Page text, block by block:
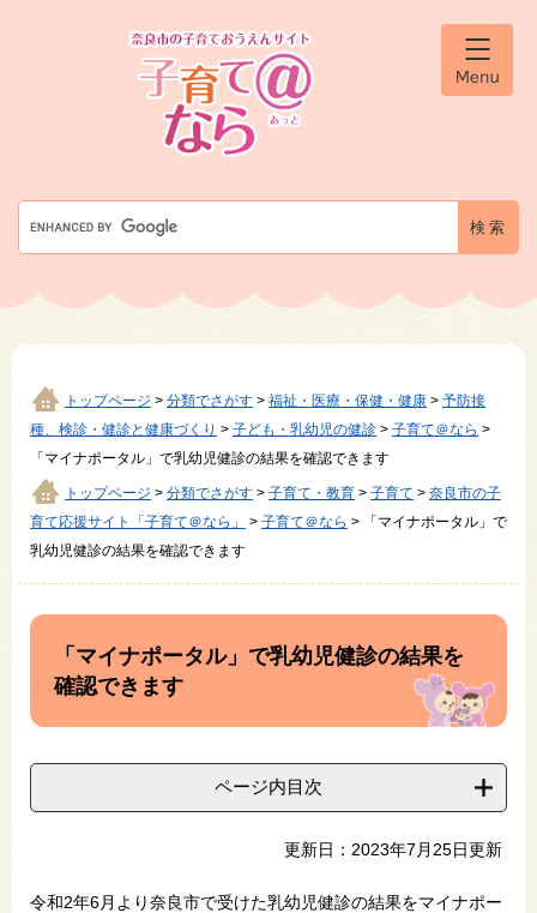
ニ
o
l
カ
検
トップページ > 分類でさがす > 福祉・医療・保健・健康 > 予防接
種、検診・健診と健康づくり > 子ども・乳幼児の健診 > 子育て＠なら >
「マイナポータル」で乳幼児健診の結果を確認できます
トップページ > 分類でさがす > 子育て・教育 > 子育て > 奈良市の子
育て応援サイト「子育て＠なら」
> 子育て＠なら >
「マイナポータル」で
乳幼児健診の結果を確認できます
「マイナポータル」で乳幼児健診の結果を
確認できます
ページ内目次
更新日：2023年7月25日更新
令和2年6月より奈良市で受けた乳幼児健診の結果をマイナポー